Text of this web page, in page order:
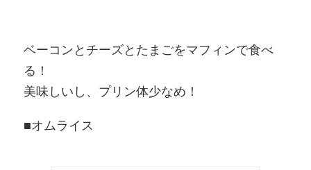
ベーコンとチーズとたまごをマフィンで食べ
る！
美味しいし、プリン体少なめ！
■オムライス